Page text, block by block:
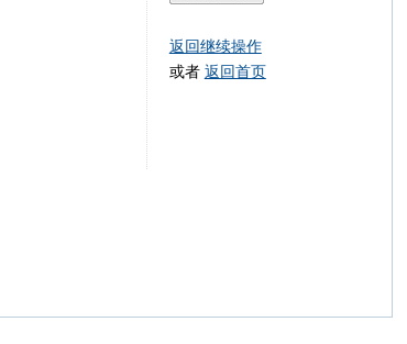
返回继续操作
或者 返回首页